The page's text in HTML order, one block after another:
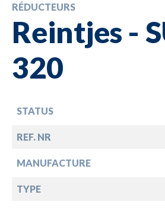
RÉDUCTEURS
Reintjes -
320
STATUS
REF. NR
MANUFACTURE
TYPE